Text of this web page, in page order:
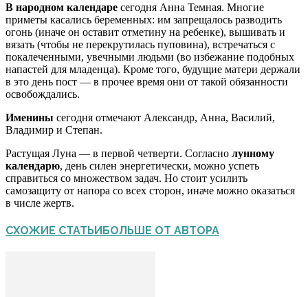
В народном календаре сегодня Анна Темная. Многие
приметы касались беременных: им запрещалось разводить
огонь (иначе он оставит отметину на ребенке), вышивать и
вязать (чтобы не перекрутилась пуповина), встречаться с
покалеченными, увечными людьми (во избежание подобных
напастей для младенца). Кроме того, будущие матери держали
в это день пост — в прочее время они от такой обязанности
освобождались.
Именины сегодня отмечают Александр, Анна, Василий,
Владимир и Степан.
Растущая Луна — в первой четверти. Согласно лунному
календарю, день силен энергетически, можно успеть
справиться со множеством задач. Но стоит усилить
самозащиту от напора со всех сторон, иначе можно оказаться
в числе жертв.
СХОЖИЕ СТАТЬИБОЛЬШЕ ОТ АВТОРА